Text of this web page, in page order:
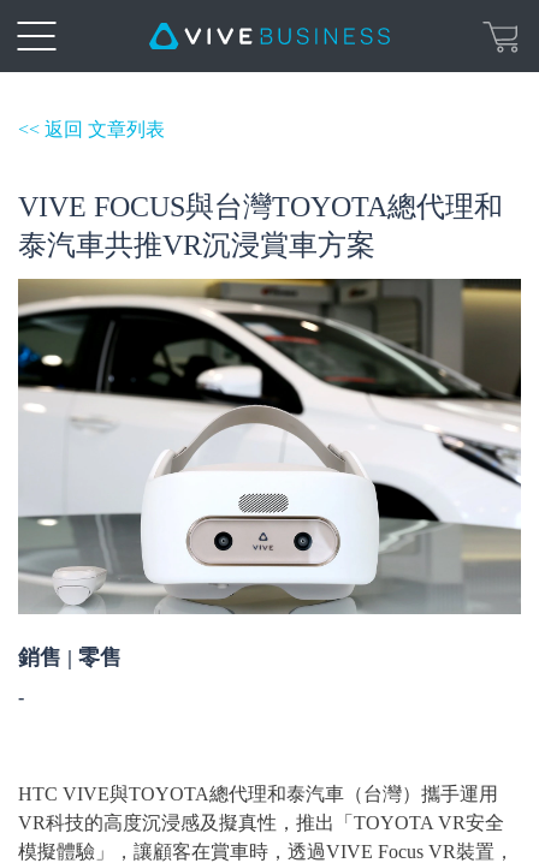
<< 返回 文章列表
VIVE FOCUS與台灣TOYOTA總代理和
泰汽車共推VR沉浸賞車方案
銷售 | 零售
-
HTC VIVE與TOYOTA總代理和泰汽車（台灣）攜手運用
VR科技的高度沉浸感及擬真性，推出「TOYOTA VR安全
模擬體驗」，讓顧客在賞車時，透過VIVE Focus VR裝置，